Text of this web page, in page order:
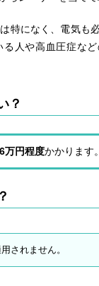
特になく、電気も
人や高血圧症な
？
万円程度かかります。
されません。